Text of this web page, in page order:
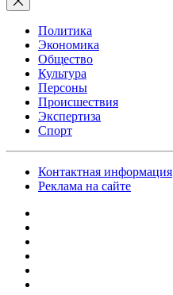
Политика
Экономика
Общество
Культура
Персоны
Происшествия
Экспертиза
Спорт
Контактная информация
Реклама на сайте